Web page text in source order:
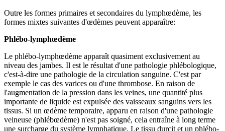
Outre les formes primaires et secondaires du lymphœdème, les
formes mixtes suivantes d'œdèmes peuvent apparaître:
Phlébo-lymphœdème
Le phlébo-lymphœdème apparaît quasiment exclusivement au
niveau des jambes. Il est le résultat d'une pathologie phlébologique,
c'est-à-dire une pathologie de la circulation sanguine. C'est par
exemple le cas des varices ou d'une thrombose. En raison de
l'augmentation de la pression dans les veines, une quantité plus
importante de liquide est expulsée des vaisseaux sanguins vers les
tissus. Si un œdème temporaire, apparu en raison d'une pathologie
veineuse (phlébœdème) n'est pas soigné, cela entraîne à long terme
une surcharge du système lymphatique. Le tissu durcit et un phlébo-